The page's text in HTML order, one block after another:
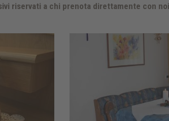
riservati a chi prenota direttamente con